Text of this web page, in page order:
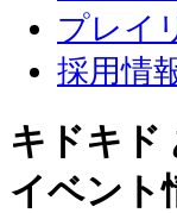
プレイ
採用情
キドキド
イベント